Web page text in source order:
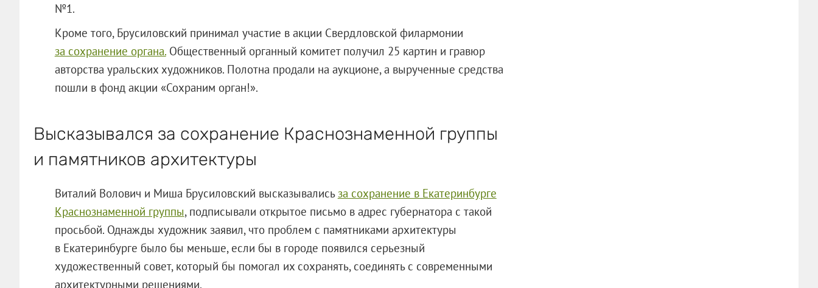
№1.
Кроме того, Брусиловский принимал участие в акции Свердловской филармонии
за сохранение органа.Общественный органный комитет получил 25 картин и гравюр
авторства уральских художников. Полотна продали на аукционе, а вырученные средства
пошли в фонд акции «Сохраним орган!».
Высказывался за сохранение Краснознаменной группы
и памятников архитектуры
Виталий Волович и Миша Брусиловский высказывались за сохранение в Екатеринбурге
Краснознаменной группы, подписывали открытое письмо в адрес губернатора с такой
просьбой. Однажды художник заявил, что проблем с памятниками архитектуры
в Екатеринбурге было бы меньше, если бы в городе появился серьезный
художественный совет, который бы помогал их сохранять, соединять с современными
архитектурными решениями.